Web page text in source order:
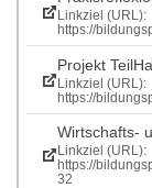
Linkziel (URL):
https://
Projekt
Linkziel (URL):
https://
Wirtschafts-
Linkziel (URL):
https://
32